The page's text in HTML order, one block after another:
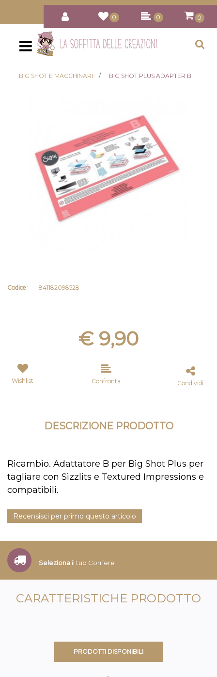
0 0 0
Open
BIG SHOT E MACCHINARI BIG SHOT PLUS ADAPTER B
Codice: 841182098528
€ 9,90
Wishlist Confronta Condividi
DESCRIZIONE PRODOTTO
Ricambio. Adattatore B per Big Shot Plus per
tagliare con Sizzlits e Textured Impressions e
compatibili.
Recensisci per primo questo articolo
Seleziona il tuo Corriere
CARATTERISTICHE PRODOTTO
PRODOTTI DISPONIBILI